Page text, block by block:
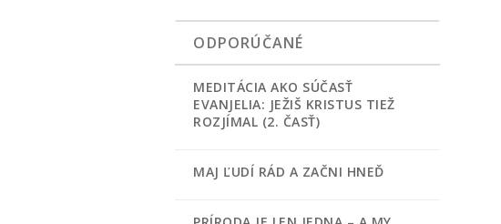
ODPORÚČANÉ
MEDITÁCIA AKO SÚČASŤ
EVANJELIA: JEŽIŠ KRISTUS TIEŽ
ROZJÍMAL (2. ČASŤ)
MAJ ĽUDÍ RÁD A ZAČNI HNEĎ